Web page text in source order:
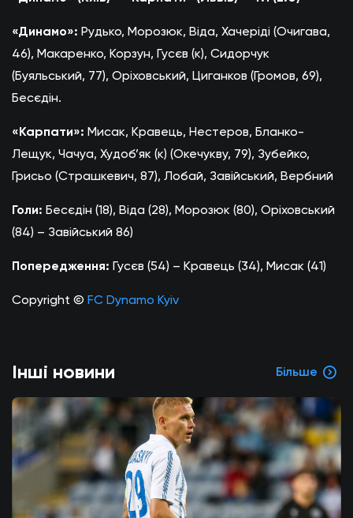
«Динамо»: Рудько, Морозюк, Віда, Хачеріді (Очигава,
46), Макаренко, Корзун, Гусєв (к), Сидорчук
(Буяльський, 77), Оріховський, Циганков (Громов, 69),
Бесєдін.
«Карпати»: Мисак, Кравець, Нестеров, Бланко-
Лещук, Чачуа, Худоб’як (к) (Окечукву, 79), Зубейко,
Грисьо (Страшкевич, 87), Лобай, Завійський, Вербний
Голи: Бесєдін (18), Віда (28), Морозюк (80), Оріховський
(84) – Завійський 86)
Попередження: Гусєв (54) – Кравець (34), Мисак (41)
Copyright © FC Dynamo Kyiv
Інші новини Більше